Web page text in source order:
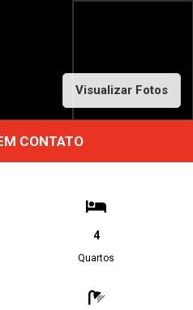
Visualizar Fotos
CONTATO
4
Quartos